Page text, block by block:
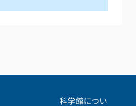
科学館につい